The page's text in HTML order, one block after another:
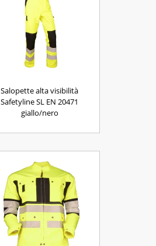
Salopette alta visibilità
Safetyline SL EN 20471
giallo/nero